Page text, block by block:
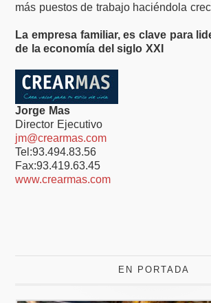
más puestos de trabajo haciéndola
La empresa familiar, es clave para
de la economía del siglo XXI
Jorge Mas
Director Ejecutivo
jm@crearmas.com
Tel:93.494.83.56
Fax:93.419.63.45
www.crearmas.com
EN PORTADA